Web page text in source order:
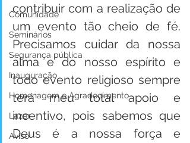
Comunidade
Seminários
Segurança pública
Inauguração
Homenagem e Agradecimento
Lazer
Aviso
contribuir com a realização de
um evento tão cheio de fé.
Precisamos cuidar da nossa
alma e do nosso espírito e
todo evento religioso sempre
terá meu total apoio e
incentivo, pois sabemos que
Deus é a nossa força e